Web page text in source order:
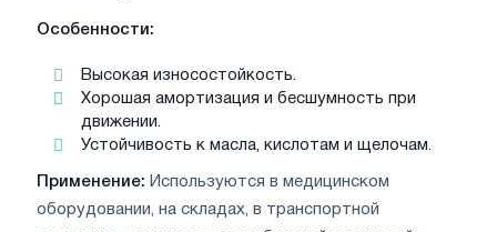
Особенности:
Высокая износостойкость.
Хорошая амортизация и бесшумность при
движении.
Устойчивость к масла, кислотам и щелочам.
Применение: Используются в медицинском
оборудовании, на складах, в транспортной